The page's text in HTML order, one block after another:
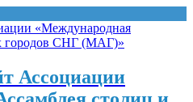
Ассоциации